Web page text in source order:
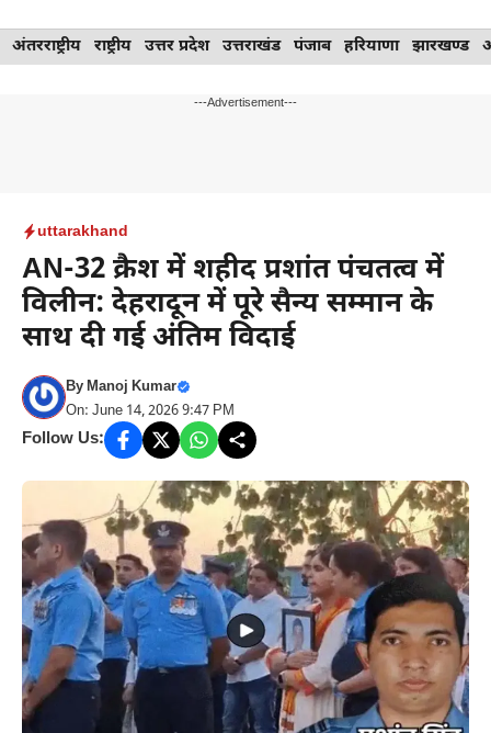
Skip
to
अंतरराष्ट्रीय राष्ट्रीय उत्तर प्रदेश उत्तराखंड पंजाब हरियाणा झारखण्ड
---Advertisement---
uttarakhand
AN-32 क्रैश में शहीद प्रशांत पंचतत्व में
विलीन: देहरादून में पूरे सैन्य सम्मान के
साथ दी गई अंतिम विदाई
ByManoj Kumar
On: June 14, 2026 9:47 PM
Follow Us: